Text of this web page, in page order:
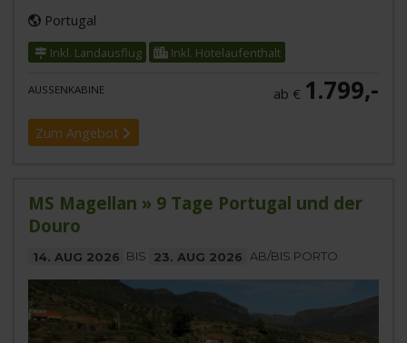
Portugal
Inkl. Landausflug Inkl. Hotelaufenthalt
AUSSENKABINE ab € 1.799,-
Zum Angebot
MS Magellan » 9 Tage Portugal und der
Douro
14. AUG 2026 BIS 23. AUG 2026 AB/BIS PORTO